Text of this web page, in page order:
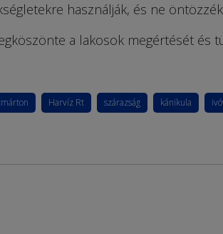
használják, és ne
a lakosok megértését és
Harvíz Rt szárazság kánikula